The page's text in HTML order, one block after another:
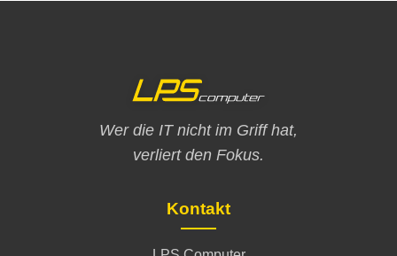
Wer die IT nicht im Griff hat,
verliert den Fokus.
Kontakt